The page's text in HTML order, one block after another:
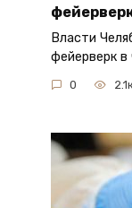
Власти
фейерверк в
0